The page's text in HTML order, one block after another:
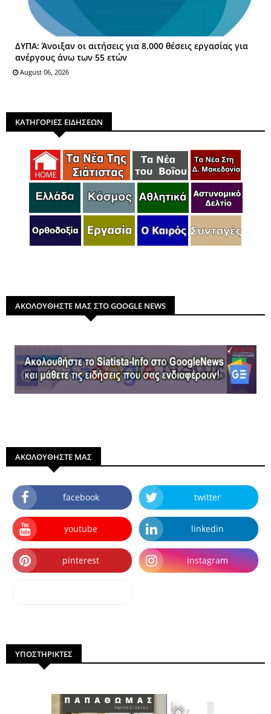
ΔΥΠΑ: Άνοιξαν οι αιτήσεις για 8.000 θέσεις εργασίας για
ανέργους άνω των 55 ετών
August 06, 2026
ΚΑΤΗΓΟΡΙΕΣ ΕΙΔΗΣΕΩΝ
ΑΚΟΛΟΥΘΗΣΤΕ ΜΑΣ ΣΤΟ GOOGLE NEWS
ΑΚΟΛΟΥΘΗΣΤΕ ΜΑΣ
facebook twitter
youtube linkedin
pinterest instagram
ΥΠΟΣΤΗΡΙΚΤΕΣ